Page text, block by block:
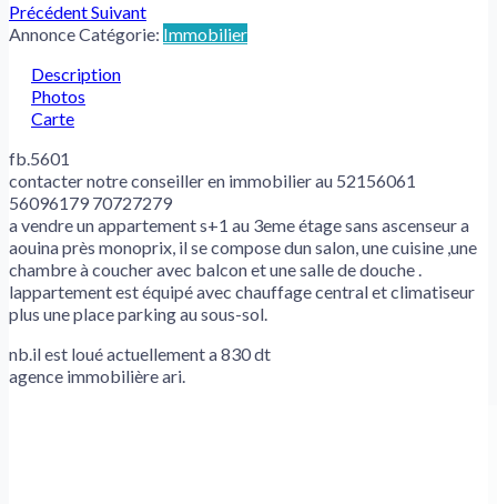
PrécédentSuivant
Annonce Catégorie: Immobilier
Description
Photos
Carte
fb.5601
contacter notre conseiller en immobilier au 52156061
56096179 70727279
a vendre un appartement s+1 au 3eme étage sans ascenseur a
aouina près monoprix, il se compose dun salon, une cuisine ,une
chambre à coucher avec balcon et une salle de douche .
lappartement est équipé avec chauffage central et climatiseur
plus une place parking au sous-sol.
nb.il est loué actuellement a 830 dt
agence immobilière ari.